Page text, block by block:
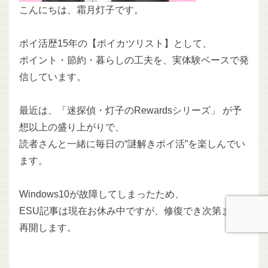
こんにちは、霜月灯子です。
ポイ活歴15年の【ポイカツリスト】として、
ポイント・節約・暮らしの工夫を、実体験ベースで発
信しています。
最近は、「迷探偵・灯子のRewardsシリーズ」 が予
想以上の盛り上がりで、
読者さんと一緒に毎日の“謎解きポイ活”を楽しんでい
ます。
Windows10が故障してしまったため、
ESU記事は現在お休み中ですが、修復でき次第また
再開します。